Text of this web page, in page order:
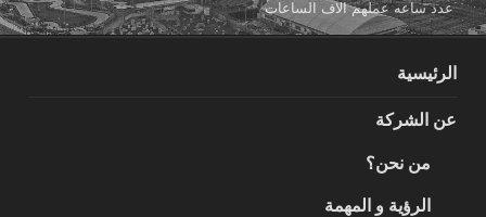
عدد ساعه عملهم الاف الساعات
الرئيسية
عن الشركة
من نحن؟
الرؤية و المهمة